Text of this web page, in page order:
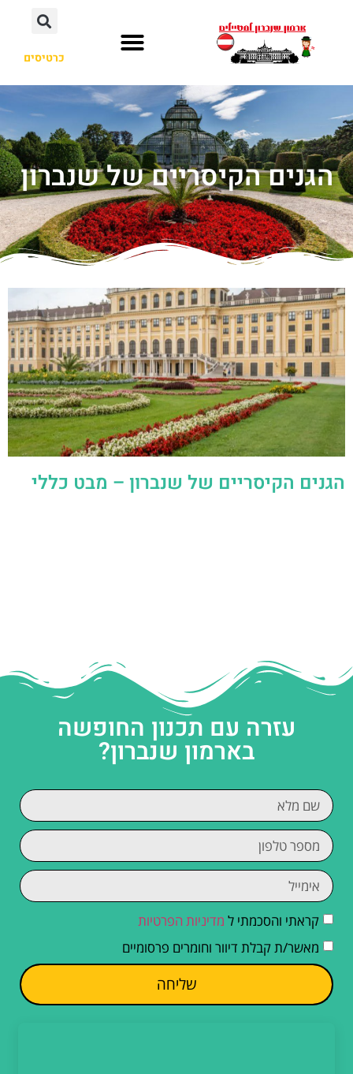
כרטיסים
הגנים הקיסריים של שנברון
הגנים הקיסריים של שנברון – מבט כללי
עזרה עם תכנון החופשה
בארמון שנברון?
קראתי והסכמתי ל מדיניות הפרטיות
מאשר/ת קבלת דיוור וחומרים פרסומיים
שליחה